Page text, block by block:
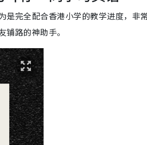
完全配合香港小学的教学进度，非
路的神助手。